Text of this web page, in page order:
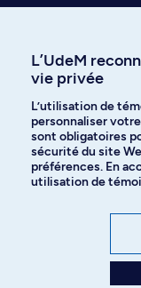
Langues
Facebook
L’UdeM
vie privée
L’utilisation de
personnaliser
sont obligatoires
sécurité du site
préférences. En
utilisation de